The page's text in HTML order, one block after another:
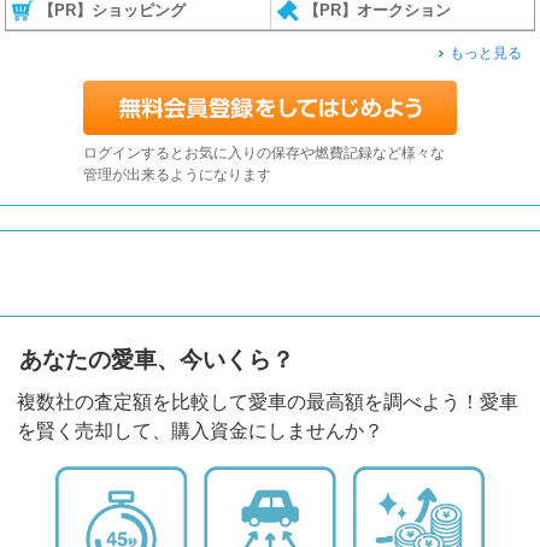
【PR】ショッピング 【PR】オークション
もっと見る
ログインするとお気に入りの保存や燃費記録など様々な
管理が出来るようになります
あなたの愛車、今いくら？
複数社の査定額を比較して愛車の最高額を調べよう！愛車
を賢く売却して、購入資金にしませんか？